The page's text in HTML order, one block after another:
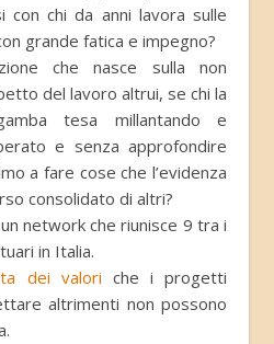
con chi da anni lavora sulle
grande fatica e impegno?
che nasce sulla non
del lavoro altrui, se chi la
tesa millantando e
e senza approfondire
a fare cose che l’evidenza
consolidato di altri?
network che riunisce 9 tra i
in Italia.
dei valori che i progetti
altrimenti non possono